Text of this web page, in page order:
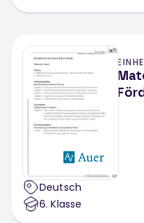
Deutsch
6. Klasse